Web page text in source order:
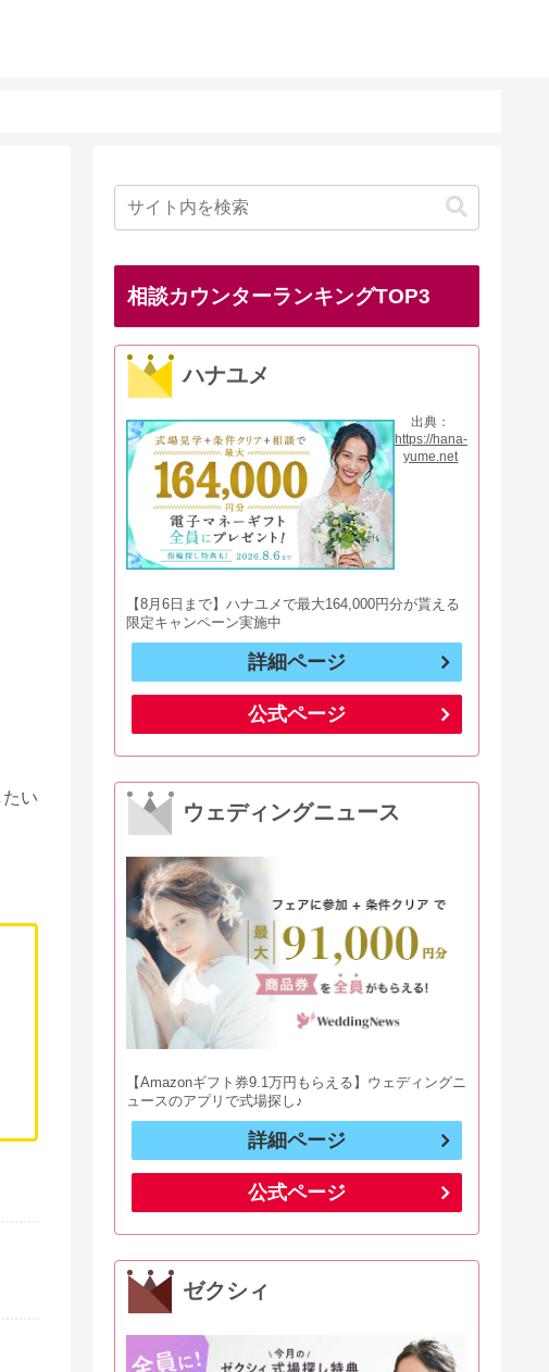
相談カウンターランキングTOP3
ハナユメ
出典：
https://hana-
yume.net
【8月6日まで】ハナユメで最大164,000円分が貰える
限定キャンペーン実施中
詳細ページ
公式ページ
ウェディングニュース
【Amazonギフト券9.1万円もらえる】ウェディングニ
ュースのアプリで式場探し♪
詳細ページ
公式ページ
ゼクシィ